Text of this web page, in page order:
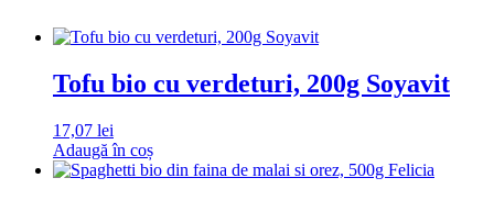
Tofu bio cu verdeturi, 200g Soyavit
17,07 lei
Adaugă în coș